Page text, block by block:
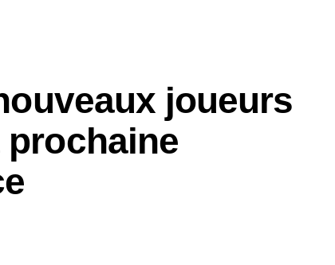
joueurs